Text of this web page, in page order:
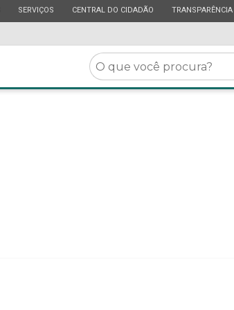
ESTADO
SERVIÇOS ESTADO
CENTRAL DO CIDADÃO ESTADO
TRANSPARÊNCIA
O
que
você